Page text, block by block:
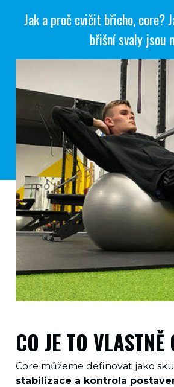
Jak a proč cvičit břicho, core?
břišní svaly jsou
CO JE TO VLASTNĚ
Core můžeme definovat jako
stabilizace a kontrola